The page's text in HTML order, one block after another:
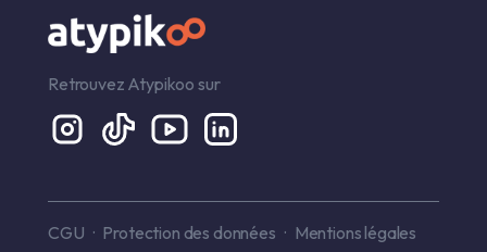
Retrouvez Atypikoo sur
CGU Protection des données Mentions légales